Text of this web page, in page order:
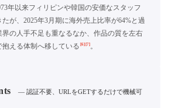
年以来フィリピンや韓国の安価なスタッフ
が、2025年3月期に海外売上比率が64%と過
の人手不足も重なるなか、作品の質を左右
える体制へ移している [6][7]。
— 認証不要、URLをGETするだけで機械可